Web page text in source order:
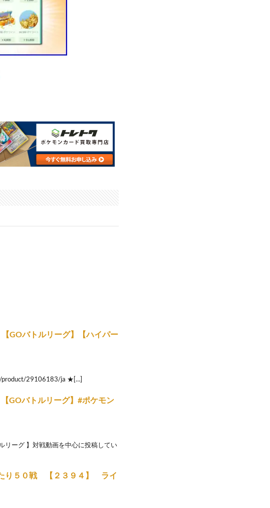
GOバトルリーグ】【ハイパー
product/29106183/ja ★[…]
GOバトルリーグ】#ポケモン
リーグ 】対戦動画を中心に投稿してい
り５０戦 【２３９４】 ライ